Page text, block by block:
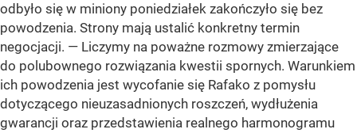
odbyło się w miniony poniedziałek zakończyło się bez
powodzenia. Strony mają ustalić konkretny termin
negocjacji. — Liczymy na poważne rozmowy zmierzające
do polubownego rozwiązania kwestii spornych. Warunkiem
ich powodzenia jest wycofanie się Rafako z pomysłu
dotyczącego nieuzasadnionych roszczeń, wydłużenia
gwarancji oraz przedstawienia realnego harmonogramu